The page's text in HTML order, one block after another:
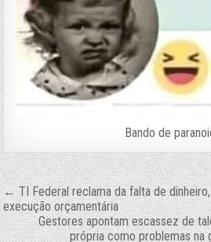
Bando de
Navegação
de
← TI Federal reclama da falta de
execução orçamentária
Gestores apontam escassez de
própria como problemas